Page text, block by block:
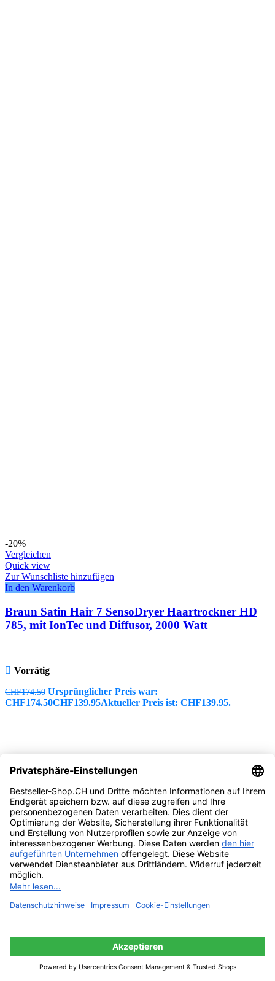
-20%
Vergleichen
Quick view
Zur Wunschliste hinzufügen
In den Warenkorb
Braun Satin Hair 7 SensoDryer Haartrockner HD
785, mit IonTec und Diffusor, 2000 Watt
Vorrätig
CHF174.50 Ursprünglicher Preis war:
CHF174.50CHF139.95Aktueller Preis ist: CHF139.95.